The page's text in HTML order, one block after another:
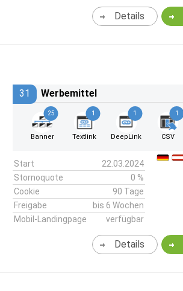
Details
31 Werbemittel
25
Banner
1
Textlink
1
DeepLink
1
CSV
Start
22.03.2024
Stornoquote
0 %
Cookie
90 Tage
Freigabe
bis 6 Wochen
Mobil-Landingpage
verfügbar
Details